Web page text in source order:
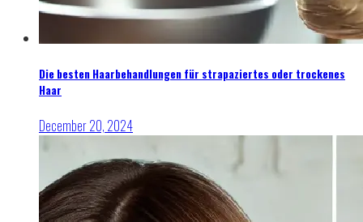
Die besten Haarbehandlungen für strapaziertes oder trockenes
Haar
December 20, 2024